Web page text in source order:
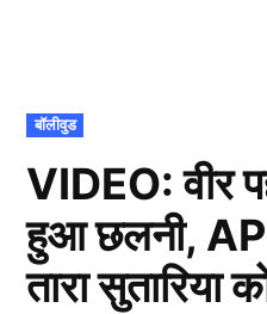
POSTED
IN
बॉलीवुड
VIDEO: वीर
हुआ छलनी,
तारा सुतारिया